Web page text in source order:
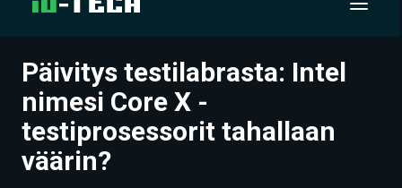
UUTISET
ARTIKKELIT
VIDEOT
Päivitys testilabrasta: Intel
nimesi Core X -
testiprosessorit tahallaan
väärin?